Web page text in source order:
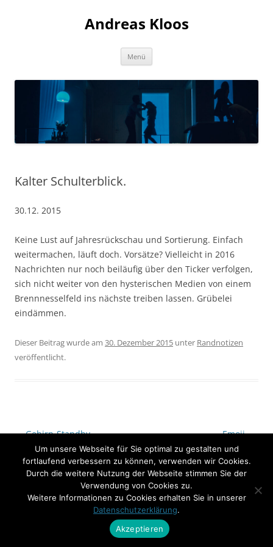
Andreas Kloos
Menü
Kalter Schulterblick.
30.12. 2015
Keine Lust auf Jahresrückschau und Sortierung. Einfach
weitermachen, läuft doch. Vorsätze? Vielleicht in 2016
Nachrichten nur noch beiläufig über den Ticker verfolgen,
sich nicht weiter von den hysterischen Medien von einem
Brennnesselfeld ins nächste treiben lassen. Grübelei
eindämmen.
Dieser Beitrag wurde am 30. Dezember 2015 unter Randnotizen
veröffentlicht.
Beitrags-
Navigation
←Gehirn-Standby. Emoji.→
Um unsere Webseite für Sie optimal zu gestalten und
fortlaufend verbessern zu können, verwenden wir Cookies.
Durch die weitere Nutzung der Webseite stimmen Sie der
Verwendung von Cookies zu.
Weitere Informationen zu Cookies erhalten Sie in unserer
Datenschutzerklärung.
Akzeptieren